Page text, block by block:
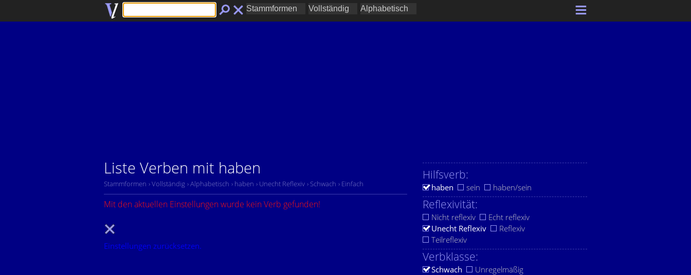
Liste Verben mit haben
Stammformen › Vollständig › Alphabetisch › haben › Unecht Reflexiv › Schwach › Einfach
Mit den aktuellen Einstellungen wurde kein Verb gefunden!
Einstellungen zurücksetzen.
Hilfsverb:
haben sein haben/sein
Reflexivität:
Nicht reflexiv
Echt reflexiv
Unecht Reflexiv
Reflexiv
Teilreflexiv
Verbklasse:
Schwach
Unregelmäßig